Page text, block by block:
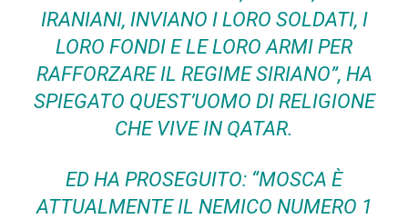
IRANIANI, INVIANO I LORO SOLDATI, I
LORO FONDI E LE LORO ARMI PER
RAFFORZARE IL REGIME SIRIANO”, HA
SPIEGATO QUEST’UOMO DI RELIGIONE
CHE VIVE IN QATAR.
ED HA PROSEGUITO: “MOSCA È
ATTUALMENTE IL NEMICO NUMERO 1